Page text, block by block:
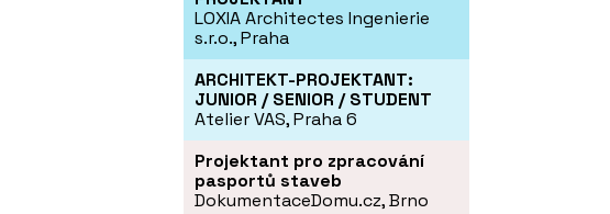
LOXIA Architectes Ingenierie
s.r.o., Praha
ARCHITEKT-PROJEKTANT:
JUNIOR / SENIOR / STUDENT
Atelier VAS, Praha 6
Projektant pro zpracování
pasportů staveb
DokumentaceDomu.cz, Brno